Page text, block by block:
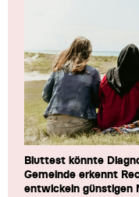
Bluttest könnte
Gemeinde erkennt
entwickeln günstigen